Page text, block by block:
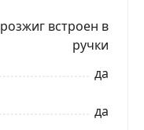
розжиг встроен в
ручки
да
да